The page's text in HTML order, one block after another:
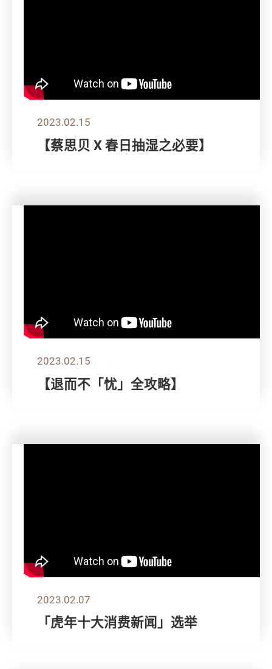
2023.02.15
【蔡思贝 X 春日抽湿之必要】
2023.02.15
【退而不「忧」全攻略】
2023.02.07
「虎年十大消费新闻」选举